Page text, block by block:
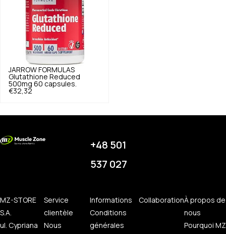
JARROW FORMULAS
Glutathione Reduced
500mg 60 capsules.
€32,32
+48 501
537 027
MZ-STORE
S.A.
ul. Cypriana
Service
clientèle
Nous
Informations
Conditions
générales
CollaborationÀ propos de
nous
Pourquoi MZ